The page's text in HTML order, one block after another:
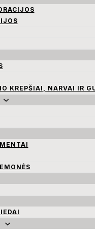
KREPŠIAI, NARVAI IR